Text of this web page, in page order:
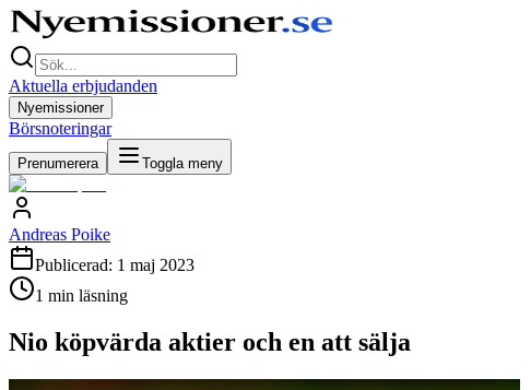
Aktuella erbjudanden
Nyemissioner
Börsnoteringar
Prenumerera Toggla meny
Andreas Poike
Publicerad: 1 maj 2023
1 min läsning
Nio köpvärda aktier och en att sälja